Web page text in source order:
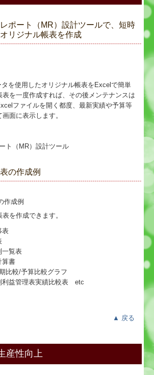
ポート（MR）設計ツールで、短時
リジナル帳表を作成
を使用したオリジナル帳表をExcelで簡単
表を一度作成すれば、その後メンテナンスは
ファイルを開く都度、最新実績や予算等
面に表示します。
の作成例
を作成できます。
表
一覧表
算書
比較/予算比較グラフ
利益管理表実績比較表 etc
▲ 戻る
産性向上